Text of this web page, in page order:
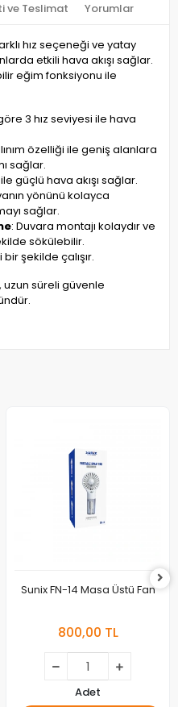
ve Teslimat Yorumlar
hız seçeneği ve yatay
etkili hava akışı sağlar.
eğim fonksiyonu ile
3 hız seviyesi ile hava
özelliği ile geniş alanlara
sağlar.
ile güçlü hava akışı sağlar.
yönünü kolayca
sağlar.
: Duvara montajı kolaydır ve
sökülebilir.
şekilde çalışır.
, uzun süreli güvenle
Sunix FN-14 Masa Üstü Fan
800,00 TL
Adet